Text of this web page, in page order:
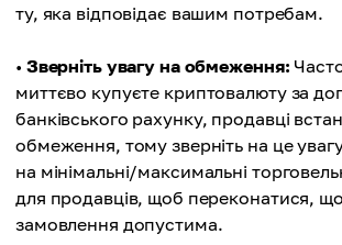
ту, яка відповідає вашим потребам.
• Зверніть увагу на обмеження:
миттєво купуєте криптовалюту за
банківського рахунку, продавці
обмеження, тому зверніть на це
на мінімальні/максимальні
для продавців, щоб переконатися,
замовлення допустима.